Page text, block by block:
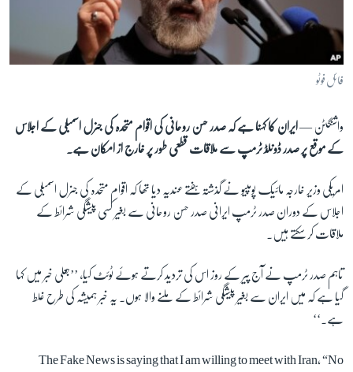
آزادیٔ صحافت
سائنس و ٹیکنالوجی
دلچسپ و عجیب
ویڈیوز
آڈیو
اسپیشل کوریج
اداریہ
Learning English
FOLLOW US
فائل فوٹو
واشنگٹن —ایران کا کہنا ہے کہ صدر حسن روحانی کی اقوام متحدہ کی جنرل اسمبلی کے اجلاس
کے موقع پر صدر ڈونلڈ ٹرمپ سے ملاقات قطعی طور پر خارج از امکان ہے۔
امریکی وزیر خارجہ مائیک پومپیو نے گذشتہ ہفتے عندیہ دیا تھا کہ اقوام متحدہ کی جنرل اسمبلی کے
اجلاس کے دوران صدر ٹرمپ ایرانی صدر حسن روحانی سے بغیر کسی پیشگی شرائط کے
ملاقات کر سکتے ہیں۔
تاہم صدر ٹرمپ نے آج پیر کے روز اس کی تردید کرتے ہوئے ٹوئٹ کیا، ’’جعلی خبر میں کہا
گیا ہے کہ میں ایران سے بغیر پیشگی شرائط کے ملنے والا ہوں۔ یہ خبر ہمیشہ کی طرح غلط
ہے۔‘‘
The Fake News is saying that I am willing to meet with Iran, “No